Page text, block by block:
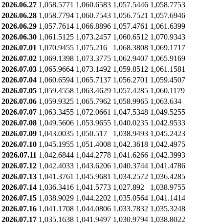
2026.06.27 1,058.5771 1,060.6583 1,057.5446 1,058.7753
2026.06.28 1,058.7794 1,060.7543 1,056.7521 1,057.6946
2026.06.29 1,057.7614 1,066.8896 1,057.4761 1,061.6399
2026.06.30 1,061.5125 1,073.2457 1,060.6512 1,070.9343
2026.07.01 1,070.9455 1,075.216 1,068.3808 1,069.1717
2026.07.02 1,069.1398 1,073.3775 1,062.9407 1,065.9169
2026.07.03 1,065.9664 1,073.1492 1,059.8512 1,061.1581
2026.07.04 1,060.6594 1,065.7137 1,056.2701 1,059.4507
2026.07.05 1,059.4558 1,063.4629 1,057.4285 1,060.1179
2026.07.06 1,059.9325 1,065.7962 1,058.9965 1,063.634
2026.07.07 1,063.3455 1,072.0661 1,047.5348 1,049.5255
2026.07.08 1,049.5606 1,053.9655 1,040.0235 1,042.9533
2026.07.09 1,043.0035 1,050.517 1,038.9493 1,045.2423
2026.07.10 1,045.1955 1,051.4008 1,042.3618 1,042.4975
2026.07.11 1,042.6844 1,044.2778 1,041.6266 1,042.3993
2026.07.12 1,042.4033 1,043.6206 1,040.3744 1,041.4786
2026.07.13 1,041.3761 1,045.9681 1,034.2572 1,036.4285
2026.07.14 1,036.3416 1,041.5773 1,027.892
1,038.9755
2026.07.15 1,038.9029 1,044.2202 1,035.0564 1,041.1414
2026.07.16 1,041.1708 1,044.0806 1,033.7832 1,035.3248
2026.07.17 1,035.1638 1,041.9497 1,030.9794 1,038.8022